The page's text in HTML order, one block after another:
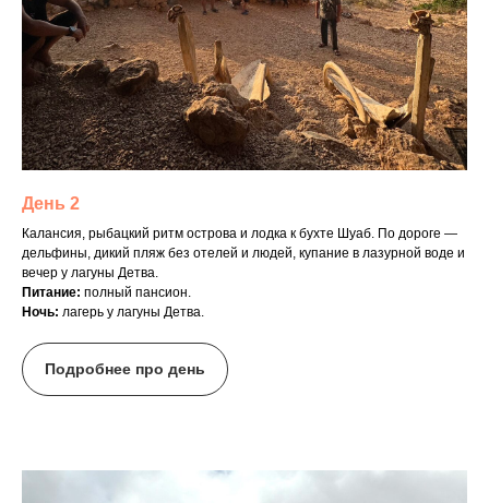
День 2
Калансия, рыбацкий ритм острова и лодка к бухте Шуаб. По дороге —
дельфины, дикий пляж без отелей и людей, купание в лазурной воде и
вечер у лагуны Детва.
Питание: полный пансион.
Ночь: лагерь у лагуны Детва.
Подробнее про день